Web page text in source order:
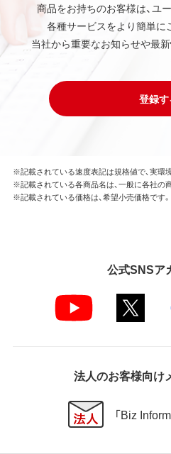
商品をお持ちのお客様は、ユ
各種サービスをより簡単に
当社から重要なお知らせや最
登録す
※記載されている速度表記は規格値で、実環
※記載されている各商品名は、一般に各社の
※記載されている価格は、希望小売価格です。
公式SNSア
法人のお客様向け
「Biz